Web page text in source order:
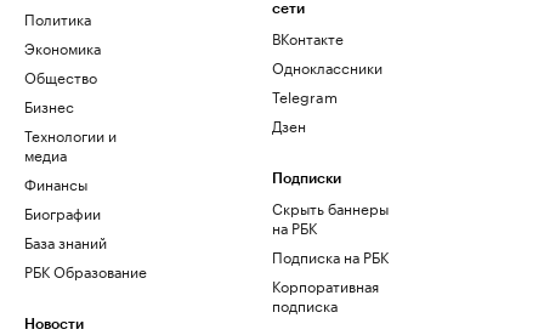
Политика
Экономика
Общество
Бизнес
Технологии и
медиа
Финансы
Биографии
База знаний
РБК Образование
Новости
сети
ВКонтакте
Одноклассники
Telegram
Дзен
Подписки
Скрыть баннеры
на РБК
Подписка на РБК
Корпоративная
подписка